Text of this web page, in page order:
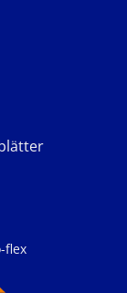
flex